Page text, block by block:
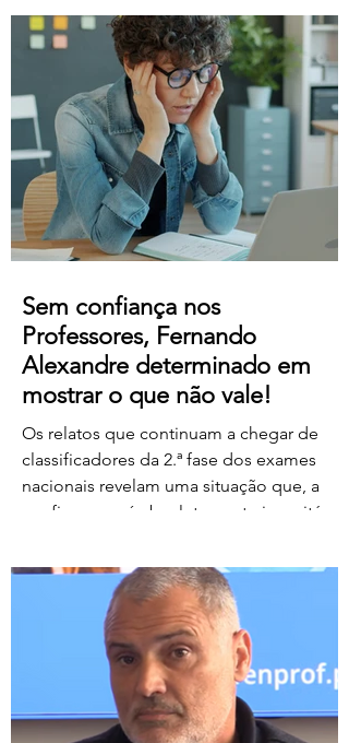
da Educação, Ciência e Inovação quanto
ao pagamento do serviço de classificação
dos exames nacionais. A FENPROF
contesta a intenção do MECI de vir a
remunerar o trabalho extraordinário dos
classificadores através do pagamento de
1 euro por resposta classificada. Em vez
de falar de remu
Sem confiança nos
Professores, Fernando
Alexandre determinado em
mostrar o que não vale!
Os relatos que continuam a chegar de
classificadores da 2.ª fase dos exames
nacionais revelam uma situação que, a
confirmar-se, é absolutamente inaceitável.
assegurado, em condições
extremamente difíceis, a classificação da
1.ª fase, surgem agora orientações que
determinam que, se um classificador não
registar classificações num determinado
período de tempo, as provas lhe sejam
retiradas e redistribuídas. Estamos a falar